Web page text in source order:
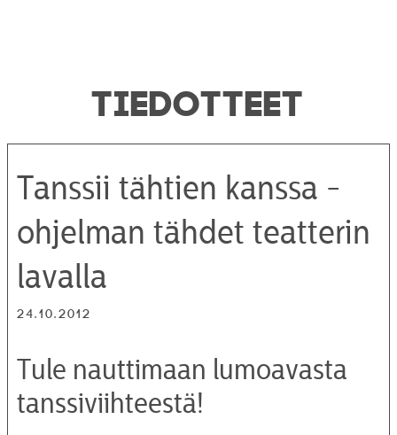
TIEDOTTEET
Tanssii tähtien kanssa -
ohjelman tähdet teatterin
lavalla
24.10.2012
Tule nauttimaan lumoavasta
tanssiviihteestä!